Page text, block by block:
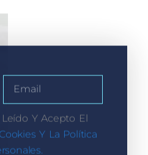
Y Acepto El
Y La Política